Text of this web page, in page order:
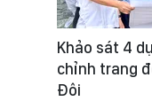
Khảo sát 4
chỉnh trang
Đôi